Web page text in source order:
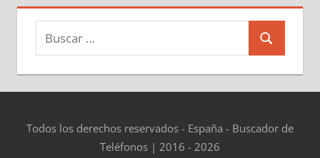
Buscar:
Buscar
Todos los derechos reservados - España - Buscador de
Teléfonos | 2016 - 2026